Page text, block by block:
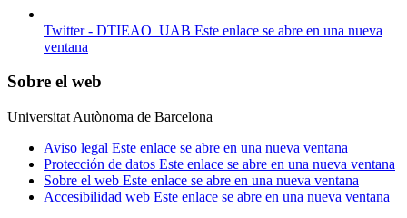
Twitter - DTIEAO_UAB Este enlace se abre en una nueva
ventana
Sobre el web
Universitat Autònoma de Barcelona
Aviso legal Este enlace se abre en una nueva ventana
Protección de datos Este enlace se abre en una nueva ventana
Sobre el web Este enlace se abre en una nueva ventana
Accesibilidad web Este enlace se abre en una nueva ventana